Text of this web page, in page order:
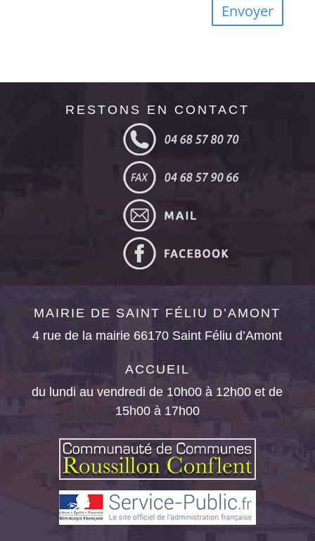
Envoyer
RESTONS EN CONTACT
MAIRIE DE SAINT FÉLIU D’AMONT
4 rue de la mairie 66170 Saint Féliu d’Amont
ACCUEIL
du lundi au vendredi de 10h00 à 12h00 et de
15h00 à 17h00